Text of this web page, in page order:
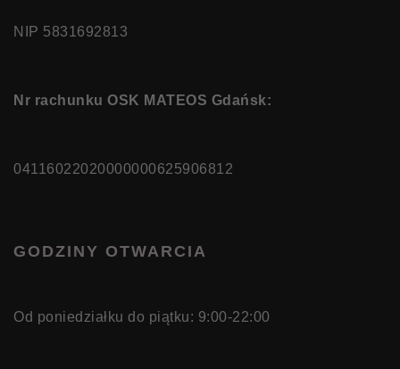
NIP 5831692813
Nr rachunku OSK MATEOS Gdańsk:
04116022020000000625906812
GODZINY OTWARCIA
Od poniedziałku do piątku: 9:00-22:00